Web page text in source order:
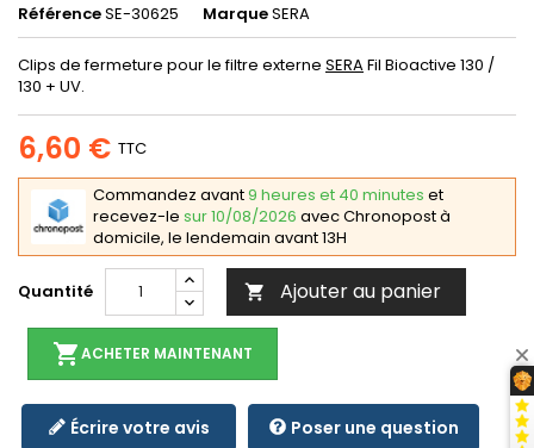
RéférenceSE-30625 MarqueSERA
Clips de fermeture pour le filtre externe SERAFil Bioactive 130 /
130 + UV.
6,60 € TTC
Commandez avant9 heures et 40 minutes et
recevez-le sur 10/08/2026 avec Chronopost à
domicile, le lendemain avant 13H
Quantité  Ajouter au panier
shopping_cartACHETER MAINTENANT
Écrire votre avis Poser une question